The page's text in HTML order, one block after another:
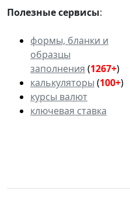
Полезные сервисы:
формы, бланки и
образцы
заполнения (1267+)
калькуляторы (100+)
курсы валют
ключевая ставка